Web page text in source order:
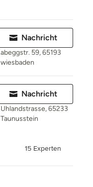
Nachricht
abeggstr. 59, 65193
wiesbaden
Nachricht
Uhlandstrasse, 65233
Taunusstein
15 Experten